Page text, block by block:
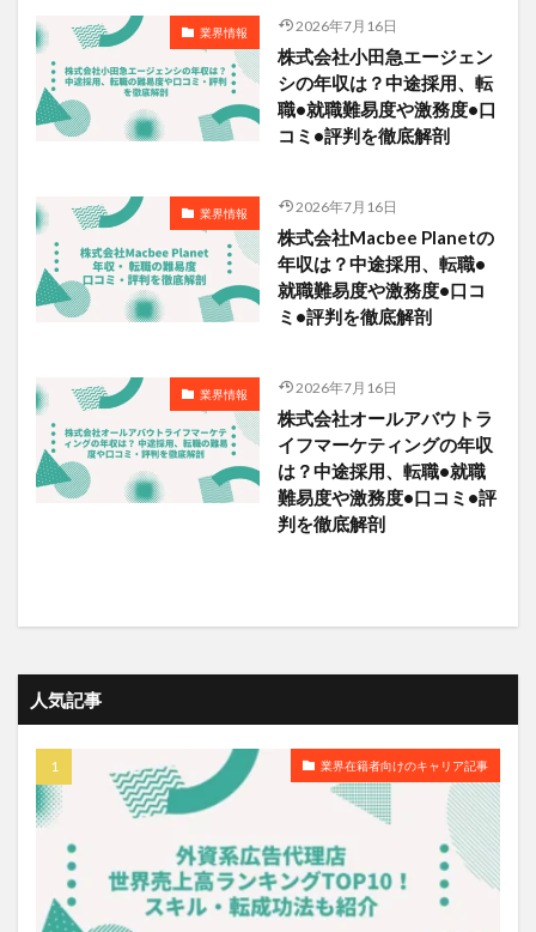
業界情報 2026年7月16日
株式会社小田急エージェン
シの年収は？中途採用、転
職•就職難易度や激務度•口
コミ•評判を徹底解剖
業界情報 2026年7月16日
株式会社Macbee Planetの
年収は？中途採用、転職•
就職難易度や激務度•口コ
ミ•評判を徹底解剖
業界情報 2026年7月16日
株式会社オールアバウトラ
イフマーケティングの年収
は？中途採用、転職•就職
難易度や激務度•口コミ•評
判を徹底解剖
人気記事
業界在籍者向けのキャリア記事